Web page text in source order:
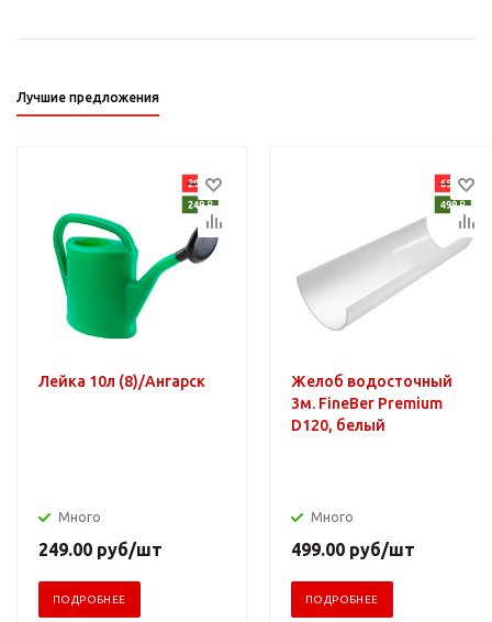
Лучшие предложения
Лейка 10л (8)/Ангарск
Много
249.00 руб/шт
ПОДРОБНЕЕ
Желоб водосточный
3м. FineBer Premium
D120, белый
Много
499.00 руб/шт
ПОДРОБНЕЕ